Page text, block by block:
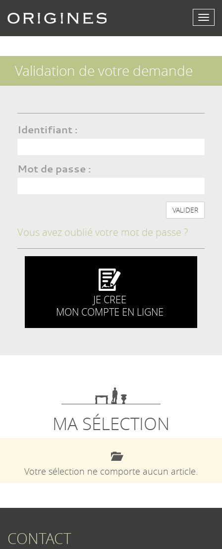
le
menu
Validation de votre demande
Identifiant :
Mot de passe :
VALIDER
Vous avez oublié votre mot de passe ?
JE CREE
MON COMPTE EN LIGNE
MA SÉLECTION
Votre sélection ne comporte aucun article.
CONTACT